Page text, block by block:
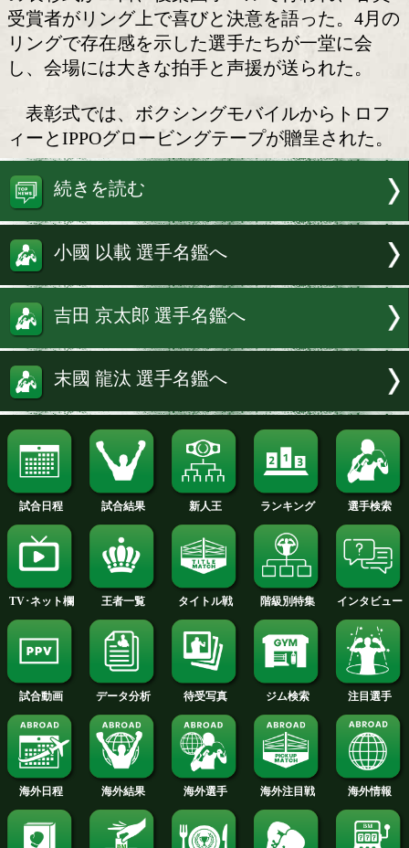
4月度月間賞表彰式
東日本ボクシング協会が選定する4月
の表彰式が29日、後楽園ホールで行わ
受賞者がリング上で喜びと決意を語っ
リングで存在感を示した選手たちが一
し、会場には大きな拍手と声援が送ら
表彰式では、ボクシングモバイルから
ィーとIPPOグロービングテープが贈呈
続きを読む
小國 以載 選手名鑑へ
吉田 京太郎 選手名鑑へ
末國 龍汰 選手名鑑へ
試合日程 試合結果 新人王 ランキング